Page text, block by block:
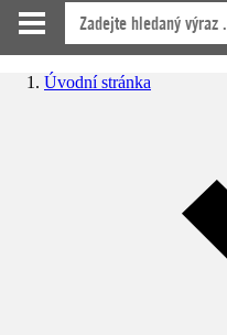
Úvodní stránka